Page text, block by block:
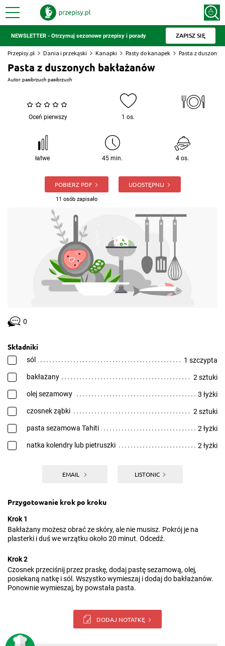
NEWSLETTER - Otrzymuj sezonowe przepisy i porady ZAPISZ SIĘ
Przepisy.pl Dania i przekąski Kanapki Pasty do kanapek Pasta z
Pasta z duszonych bakłażanów
Autor:pasibrzuch pasibrzuch
Oceń pierwszy 1 os.
łatwe 45 min. 4 os.
POBIERZ PDF
11 osób zapisało
UDOSTĘPNIJ
0
Składniki
sól 1 szczypta
bakłażany 2 sztuki
olej sezamowy 3 łyżki
czosnek ząbki 2 sztuki
pasta sezamowa Tahiti 2 łyżki
natka kolendry lub pietruszki 2 łyżki
EMAIL LISTONIC
Przygotowanie krok po kroku
Krok 1
Bakłażany możesz obrać ze skóry, ale nie musisz. Pokrój je na
plasterki i duś we wrzątku około 20 minut. Odcedź.
Krok 2
Czosnek przeciśnij przez praskę, dodaj pastę sezamową, olej,
posiekaną natkę i sól. Wszystko wymieszaj i dodaj do bakłażanów.
Ponownie wymieszaj, by powstała pasta.
DODAJ NOTATKĘ